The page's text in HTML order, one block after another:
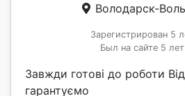
Володарск-
Зарегистрирован 5
Был на сайте 5 лет
Завжди готові до роботи
гарантуємо